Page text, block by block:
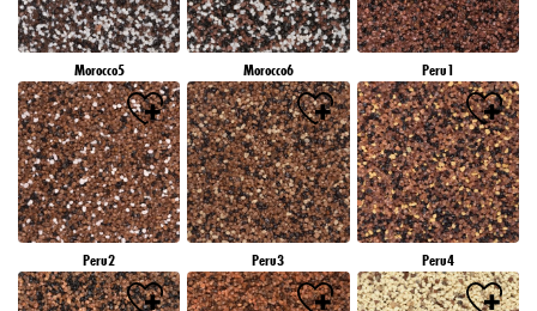
Morocco5 Morocco6 Peru1
Peru2 Peru3 Peru4